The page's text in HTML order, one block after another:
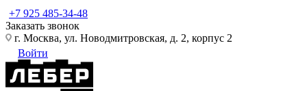
+7 925 485-34-48
Заказать звонок
г. Москва, ул. Новодмитровская, д. 2, корпус 2
Войти